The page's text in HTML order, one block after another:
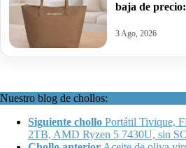
baja de
3 Ago, 2026
Nuestro blog de chollos:
Siguiente chollo Portátil Tivique,
2TB, AMD Ryzen 5 7430U, sin